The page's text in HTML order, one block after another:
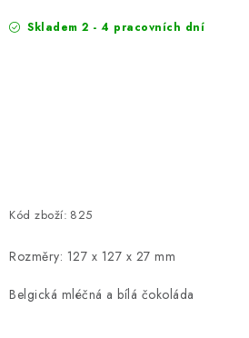
Skladem 2 - 4 pracovních dní
Kód zboží: 825
Rozměry: 127 x 127 x 27 mm
Belgická mléčná a bílá čokoláda